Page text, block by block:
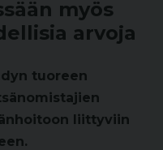
myös
arvoja
tuoreen
liittyviin